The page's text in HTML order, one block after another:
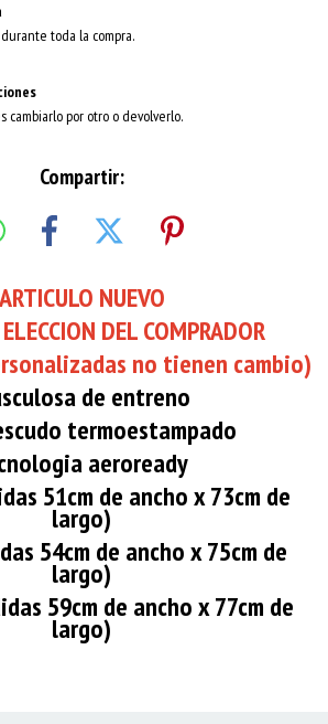
toda la compra.
cambiarlo por otro o devolverlo.
Compartir:
ARTICULO NUEVO
DEL COMPRADOR
no tienen cambio)
de entreno
termoestampado
aeroready
51cm de ancho x 73cm de
largo)
54cm de ancho x 75cm de
largo)
59cm de ancho x 77cm de
largo)